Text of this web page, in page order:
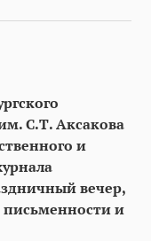
С.Т. Аксакова
и
вечер,
и